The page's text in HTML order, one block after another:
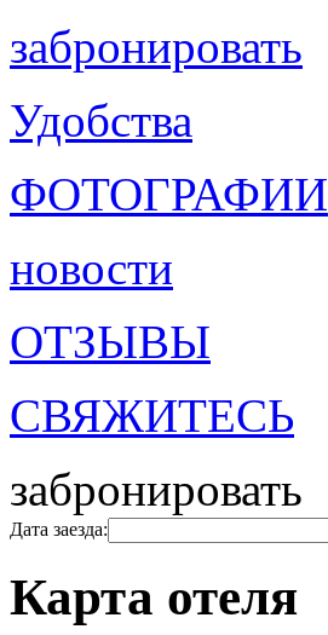
забронировать
Удобства
ФОТОГРАФИИ
новости
ОТЗЫВЫ
СВЯЖИТЕСЬ
забронировать
Дата заезда:
Карта отеля